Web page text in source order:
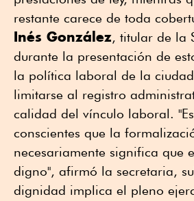
restante carece de toda
Inés González, titular de la
durante la presentación de
la política laboral de la
limitarse al registro
calidad del vínculo laboral.
conscientes que la
necesariamente significa que
digno", afirmó la secretaria,
dignidad implica el pleno